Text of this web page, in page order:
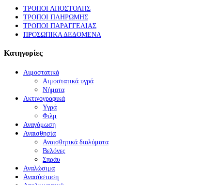
ΤΡΟΠΟΙ ΑΠΟΣΤΟΛΗΣ
ΤΡΟΠΟΙ ΠΛΗΡΩΜΗΣ
ΤΡΟΠΟΙ ΠΑΡΑΓΓΕΛΙΑΣ
ΠΡΟΣΩΠΙΚΑ ΔΕΔΟΜΕΝΑ
Κατηγορίες
Αιμοστατικά
Αιμοστατικά υγρά
Νήματα
Ακτινογραφικά
Υγρά
Φιλμ
Αναγόμωση
Αναισθησία
Αναισθητικά διαλύματα
Βελόνες
Σπράυ
Αναλώσιμα
Ανασύσταση